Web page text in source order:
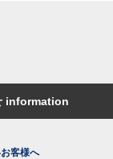
information
客様へ